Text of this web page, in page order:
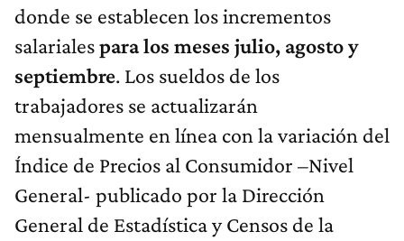
donde se establecen los incrementos
salarialespara los meses julio, agosto y
septiembre. Los sueldos de los
trabajadores se actualizarán
mensualmente en línea con la variación del
Índice de Precios al Consumidor –Nivel
General- publicado por la Dirección
General de Estadística y Censos de la